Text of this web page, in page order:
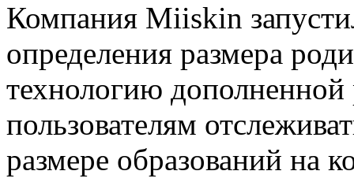
Компания Miiskin
определения размера
технологию дополненной
пользователям
размере образований на